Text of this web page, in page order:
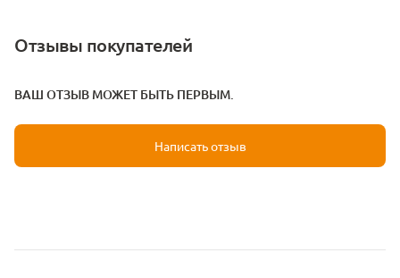
Отзывы покупателей
ВАШ ОТЗЫВ МОЖЕТ БЫТЬ ПЕРВЫМ.
Написать отзыв